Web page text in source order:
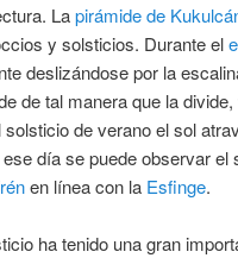
Lapirámide de
y solsticios. Durante el
deslizándose por la
de tal manera que la
solsticio de verano el sol
ese día se puede observar el
en línea con la Esfinge.
ha tenido una gran